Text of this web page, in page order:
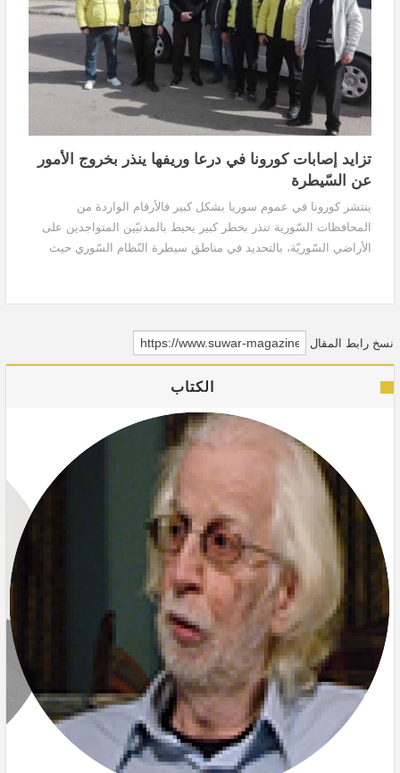
تزايد إصابات كورونا في درعا وريفها ينذر بخروج الأمور
عن السّيطرة
ينتشر كورونا في عموم سوريا بشكل كبير فالأرقام الواردة من
المحافظات السّورية تنذر بخطر كبير يحيط بالمدنيّين المتواجدين على
الأراضي السّوريّة، بالتحديد في مناطق سيطرة النّظام السّوري حيث
نسخ رابط المقال
الكتاب